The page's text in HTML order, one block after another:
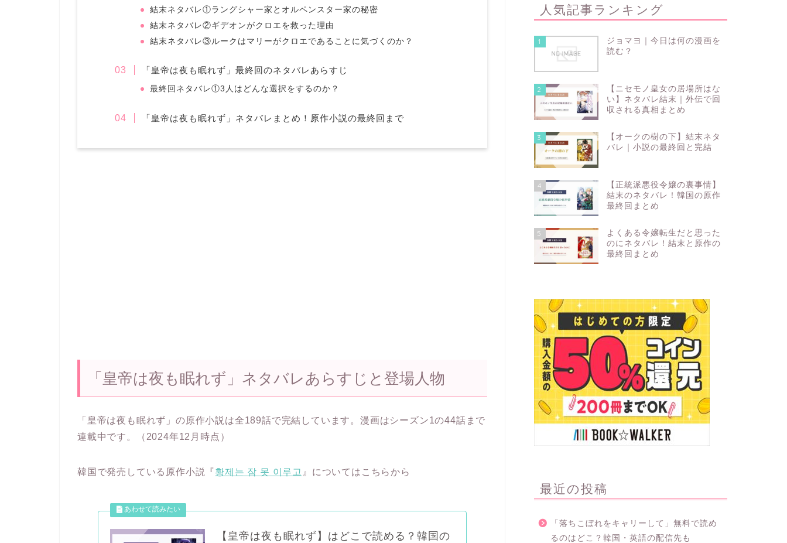
結末ネタバレ①ラングシャー家とオルペンスター家の秘密
結末ネタバレ②ギデオンがクロエを救った理由
結末ネタバレ③ルークはマリーがクロエであることに気づくのか？
「皇帝は夜も眠れず」最終回のネタバレあらすじ
最終回ネタバレ①3人はどんな選択をするのか？
「皇帝は夜も眠れず」ネタバレまとめ！原作小説の最終回まで
「皇帝は夜も眠れず」ネタバレあらすじと登場人物
「皇帝は夜も眠れず」の原作小説は全189話で完結しています。漫画はシーズン1の44話まで
連載中です。（2024年12月時点）
韓国で発売している原作小説『황제는 잠 못 이루고 』についてはこちらから
【皇帝は夜も眠れず】はどこで読める？韓国の
人気記事ランキング
1
ジョマヨ｜今日は何の漫画を
読む？
2
【ニセモノ皇女の居場所はな
い】ネタバレ結末｜外伝で回
収される真相まとめ
3
【オークの樹の下】結末ネタ
バレ｜小説の最終回と完結
4
【正統派悪役令嬢の裏事情】
結末のネタバレ！韓国の原作
最終回まとめ
5
よくある令嬢転生だと思った
のにネタバレ！結末と原作の
最終回まとめ
最近の投稿
「落ちこぼれをキャリーして」無料で読め
るのはどこ？韓国・英語の配信先も